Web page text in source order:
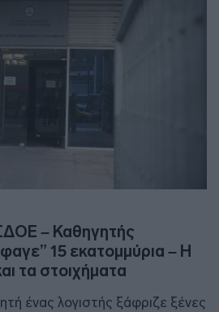
– Καθηγητής
15 εκατομμύρια – Η
τα στοιχήματα
ένας λογιστής ξάφριζε ξένες